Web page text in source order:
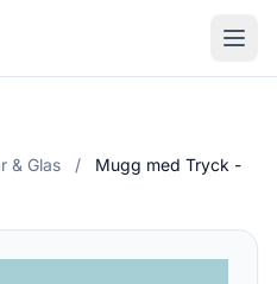
& Glas /
Mugg med Tryck -